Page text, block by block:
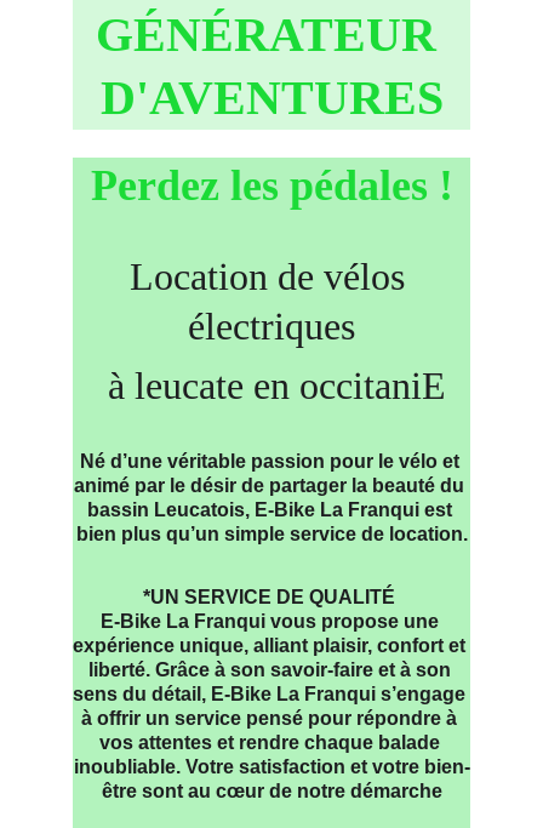
Perdez les pédales !
Location de vélos
électriques
à leucate en occitaniE
Né d’une véritable passion pour le vélo et
animé par le désir de partager la beauté du
bassin Leucatois, E-Bike La Franqui est
bien plus qu’un simple service de location.
*UN SERVICE DE QUALITÉ
E-Bike La Franqui vous propose une
expérience unique, alliant plaisir, confort et
liberté. Grâce à son savoir-faire et à son
sens du détail, E-Bike La Franqui s’engage
à offrir un service pensé pour répondre à
vos attentes et rendre chaque balade
inoubliable. Votre satisfaction et votre bien-
être sont au cœur de notre démarche
GÉNÉRATEUR
D'AVENTURES